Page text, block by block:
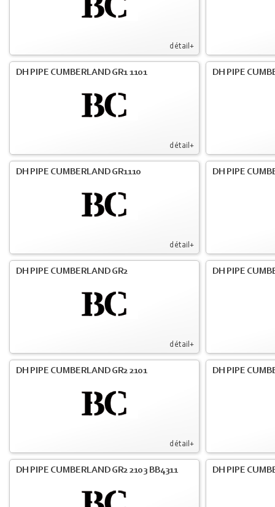
détail+
détail+
DH PIPE CUMBERLAND GR1 1101 DH PIPE
détail+
DH PIPE CUMBERLAND GR1110 DH PIPE
détail+
DH PIPE CUMBERLAND GR2 DH PIPE
détail+
DH PIPE CUMBERLAND GR2 2101 DH PIPE
DH PIPE CUMBERLAND GR2 2103 BB4311 DH PIPE